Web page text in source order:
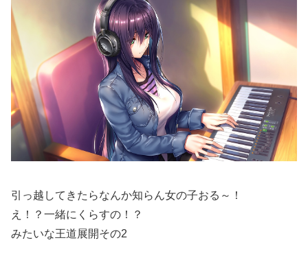
引っ越してきたらなんか知らん女の子おる～！
え！？一緒にくらすの！？
みたいな王道展開その2